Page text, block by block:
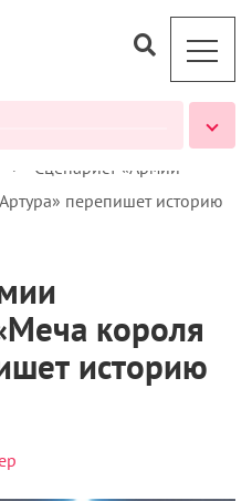
>
Сценарист «Армии
перепишет историю
короля
историю